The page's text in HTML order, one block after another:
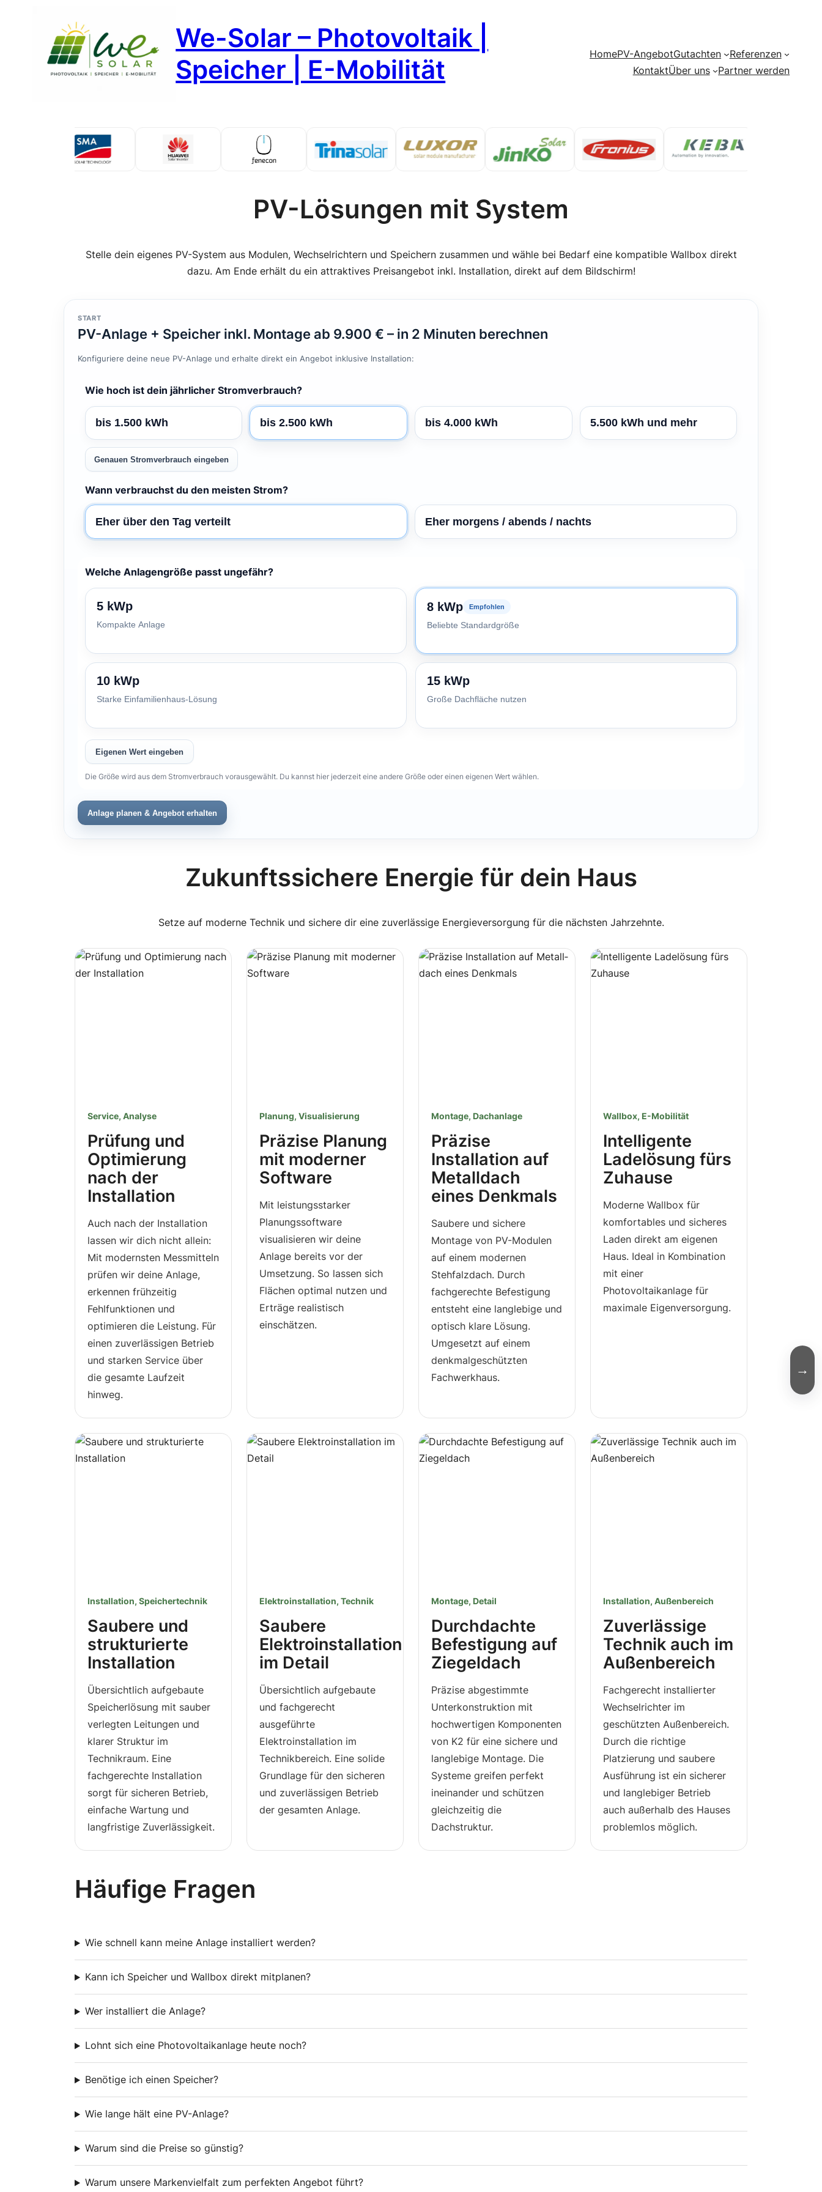
We-Solar – Photovoltaik |
Speicher | E-Mobilität
HomePV-AngebotGutachten
Referenzen
KontaktÜber uns Partner werden
PV-Lösungen mit System
Stelle dein eigenes PV-System aus Modulen, Wechselrichtern und Speichern zusammen und wähle bei Bedarf eine kompatible Wallbox direkt
dazu. Am Ende erhält du ein attraktives Preisangebot inkl. Installation, direkt auf dem Bildschirm!
START
PV-Anlage + Speicher inkl. Montage ab 9.900 € – in 2 Minuten berechnen
Konfiguriere deine neue PV-Anlage und erhalte direkt ein Angebot inklusive Installation:
Wie hoch ist dein jährlicher Stromverbrauch?
bis 1.500 kWh bis 2.500 kWh bis 4.000 kWh 5.500 kWh und mehr
Genauen Stromverbrauch eingeben
Wann verbrauchst du den meisten Strom?
Eher über den Tag verteilt Eher morgens / abends / nachts
Welche Anlagengröße passt ungefähr?
5 kWp
Kompakte Anlage
8 kWp Empfohlen
Beliebte Standardgröße
10 kWp
Starke Einfamilienhaus-Lösung
15 kWp
Große Dachfläche nutzen
Eigenen Wert eingeben
Die Größe wird aus dem Stromverbrauch vorausgewählt. Du kannst hier jederzeit eine andere Größe oder einen eigenen Wert wählen.
Anlage planen & Angebot erhalten
→
Zukunftssichere Energie für dein Haus
Setze auf moderne Technik und sichere dir eine zuverlässige Energieversorgung für die nächsten Jahrzehnte.
Service, Analyse
Prüfung und
Optimierung
nach der
Installation
Auch nach der Installation
lassen wir dich nicht allein:
Mit modernsten Messmitteln
prüfen wir deine Anlage,
erkennen frühzeitig
Fehlfunktionen und
optimieren die Leistung. Für
einen zuverlässigen Betrieb
und starken Service über
die gesamte Laufzeit
hinweg.
Planung, Visualisierung
Präzise Planung
mit moderner
Software
Mit leistungsstarker
Planungssoftware
visualisieren wir deine
Anlage bereits vor der
Umsetzung. So lassen sich
Flächen optimal nutzen und
Erträge realistisch
einschätzen.
Montage, Dachanlage
Präzise
Installation auf
Metall­dach
eines Denkmals
Saubere und sichere
Montage von PV-Modulen
auf einem modernen
Stehfalzdach. Durch
fachgerechte Befestigung
entsteht eine langlebige und
optisch klare Lösung.
Umgesetzt auf einem
denkmalgeschützten
Fachwerkhaus.
Wallbox, E-Mobilität
Intelligente
Ladelösung fürs
Zuhause
Moderne Wallbox für
komfortables und sicheres
Laden direkt am eigenen
Haus. Ideal in Kombination
mit einer
Photovoltaikanlage für
maximale Eigenversorgung.
Installation, Speichertechnik
Saubere und
strukturierte
Installation
Übersichtlich aufgebaute
Speicherlösung mit sauber
verlegten Leitungen und
klarer Struktur im
Technikraum. Eine
fachgerechte Installation
sorgt für sicheren Betrieb,
einfache Wartung und
langfristige Zuverlässigkeit.
Elektroinstallation, Technik
Saubere
Elektroinstallation
im Detail
Übersichtlich aufgebaute
und fachgerecht
ausgeführte
Elektroinstallation im
Technikbereich. Eine solide
Grundlage für den sicheren
und zuverlässigen Betrieb
der gesamten Anlage.
Montage, Detail
Durchdachte
Befestigung auf
Ziegeldach
Präzise abgestimmte
Unterkonstruktion mit
hochwertigen Komponenten
von K2 für eine sichere und
langlebige Montage. Die
Systeme greifen perfekt
ineinander und schützen
gleichzeitig die
Dachstruktur.
Installation, Außenbereich
Zuverlässige
Technik auch im
Außenbereich
Fachgerecht installierter
Wechselrichter im
geschützten Außenbereich.
Durch die richtige
Platzierung und saubere
Ausführung ist ein sicherer
und langlebiger Betrieb
auch außerhalb des Hauses
problemlos möglich.
Häufige Fragen
Wie schnell kann meine Anlage installiert werden?
Kann ich Speicher und Wallbox direkt mitplanen?
Wer installiert die Anlage?
Lohnt sich eine Photovoltaikanlage heute noch?
Benötige ich einen Speicher?
Wie lange hält eine PV-Anlage?
Warum sind die Preise so günstig?
Warum unsere Markenvielfalt zum perfekten Angebot führt?